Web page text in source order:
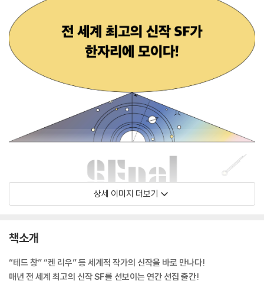
상세 이미지 더보기
책소개
“테드 창” “켄 리우” 등 세계적 작가의 신작을 바로 만나다!
매년 전 세계 최고의 신작 SF를 선보이는 연간 선집 출간!